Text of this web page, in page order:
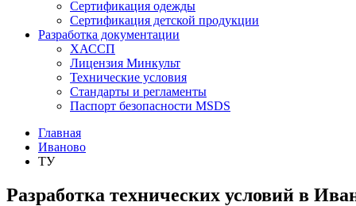
Сертификация одежды
Сертификация детской продукции
Разработка документации
ХАССП
Лицензия Минкульт
Технические условия
Стандарты и регламенты
Паспорт безопасности MSDS
Главная
Иваново
ТУ
Разработка технических условий в